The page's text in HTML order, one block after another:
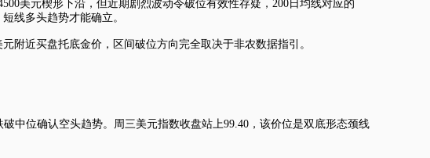
美元楔形下沿，但近期剧烈波动令破位有效性存疑，200日均线对应的
线多头趋势才能确立。
附近买盘托底金价，区间破位方向完全取决于非农数据指引。
中位确认空头趋势。周三美元指数收盘站上99.40，该价位是双底形态颈线